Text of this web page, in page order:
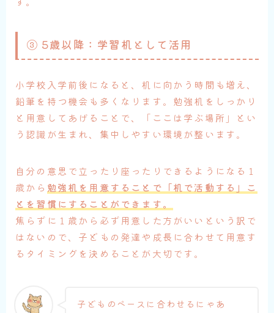
③ 5歳以降：学習机として活用
小学校入学前後になると、机に向かう時間も増え、
鉛筆を持つ機会も多くなります。勉強机をしっかり
と用意してあげることで、「ここは学ぶ場所」とい
う認識が生まれ、集中しやすい環境が整います。
自分の意思で立ったり座ったりできるようになる１
歳から 勉強机を用意することで「机で活動する」こ
とを習慣にすることができます。
焦らずに１歳から必ず用意した方がいいという訳で
はないので、子どもの発達や成長に合わせて用意す
るタイミングを決めることが大切です。
子どものペースに合わせるにゃあ